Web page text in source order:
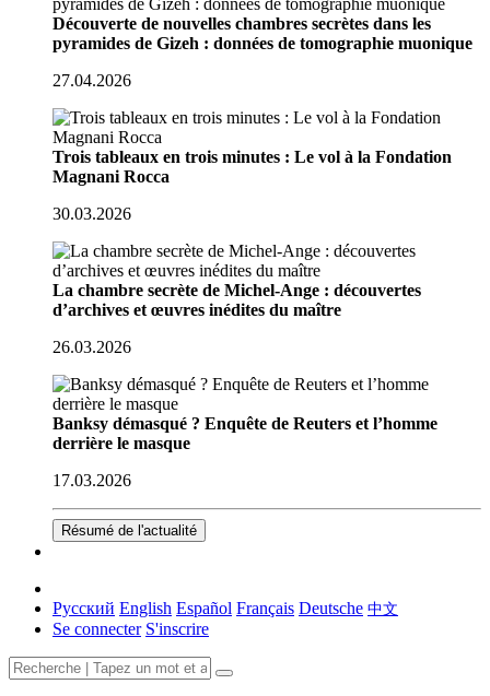
Découverte de nouvelles chambres secrètes dans les
pyramides de Gizeh : données de tomographie muonique
27.04.2026
Trois tableaux en trois minutes : Le vol à la Fondation
Magnani Rocca
30.03.2026
La chambre secrète de Michel-Ange : découvertes
d’archives et œuvres inédites du maître
26.03.2026
Banksy démasqué ? Enquête de Reuters et l’homme
derrière le masque
17.03.2026
Résumé de l'actualité
Русский English Español Français Deutsche 中文
Se connecter S'inscrire